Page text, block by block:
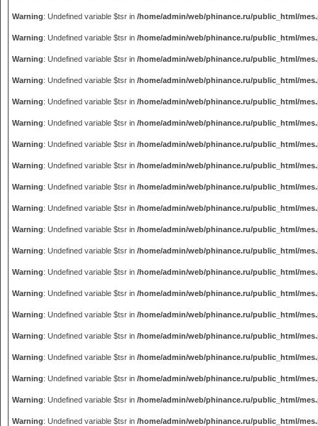
Warning: Undefined variable $tsr in /home/admin/web/phinance.ru/public_html/
Warning: Undefined variable $tsr in /home/admin/web/phinance.ru/public_html/
Warning: Undefined variable $tsr in /home/admin/web/phinance.ru/public_html/
Warning: Undefined variable $tsr in /home/admin/web/phinance.ru/public_html/
Warning: Undefined variable $tsr in /home/admin/web/phinance.ru/public_html/
Warning: Undefined variable $tsr in /home/admin/web/phinance.ru/public_html/
Warning: Undefined variable $tsr in /home/admin/web/phinance.ru/public_html/
Warning: Undefined variable $tsr in /home/admin/web/phinance.ru/public_html/
Warning: Undefined variable $tsr in /home/admin/web/phinance.ru/public_html/
Warning: Undefined variable $tsr in /home/admin/web/phinance.ru/public_html/
Warning: Undefined variable $tsr in /home/admin/web/phinance.ru/public_html/
Warning: Undefined variable $tsr in /home/admin/web/phinance.ru/public_html/
Warning: Undefined variable $tsr in /home/admin/web/phinance.ru/public_html/
Warning: Undefined variable $tsr in /home/admin/web/phinance.ru/public_html/
Warning: Undefined variable $tsr in /home/admin/web/phinance.ru/public_html/
Warning: Undefined variable $tsr in /home/admin/web/phinance.ru/public_html/
Warning: Undefined variable $tsr in /home/admin/web/phinance.ru/public_html/
Warning: Undefined variable $tsr in /home/admin/web/phinance.ru/public_html/
Warning: Undefined variable $tsr in /home/admin/web/phinance.ru/public_html/
Warning: Undefined variable $tsr in /home/admin/web/phinance.ru/public_html/